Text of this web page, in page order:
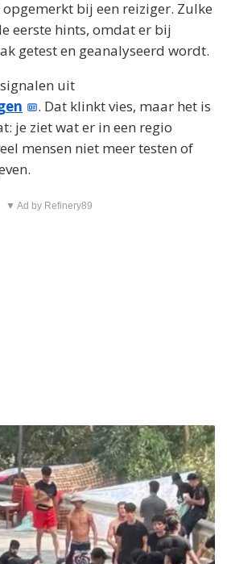
bij een reiziger. Zulke
eerste hints, omdat er bij
getest en geanalyseerd wordt.
uit
. Dat klinkt vies, maar het is
je ziet wat er in een regio
mensen niet meer testen of
▼ Ad by Refinery89